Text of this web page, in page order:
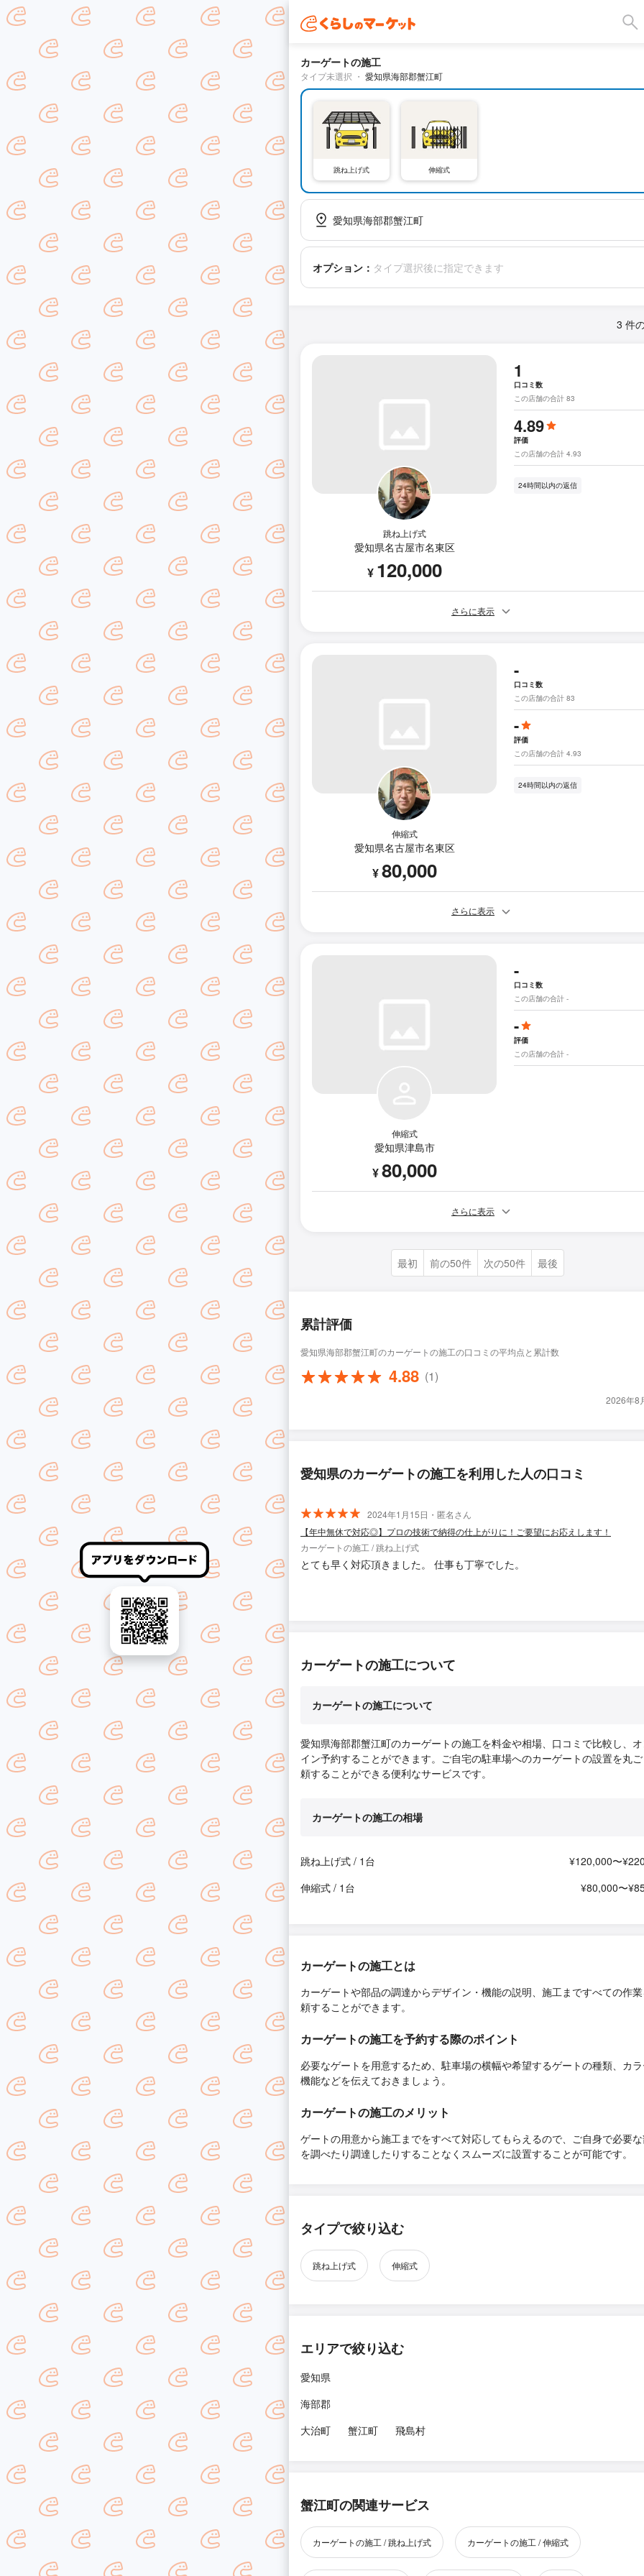
カーゲートの施工
タイプ未選択 ・ 愛知県海部郡蟹江町
跳ね上げ式 伸縮式
愛知県海部郡蟹江町
オプション： タイプ選択後に指定できます
3 件
跳ね上げ式
愛知県名古屋市名東区
¥ 120,000
1
口コミ数
この店舗の合計 83
4.89
評価
この店舗の合計 4.93
24時間以内の返信
さらに表示
伸縮式
愛知県名古屋市名東区
¥80,000
-
口コミ数
この店舗の合計 83
-
評価
この店舗の合計 4.93
24時間以内の返信
さらに表示
伸縮式
愛知県津島市
¥80,000
-
口コミ数
この店舗の合計 -
-
評価
この店舗の合計 -
さらに表示
最初 前の50件 次の50件 最後
累計評価
愛知県海部郡蟹江町のカーゲートの施工の口コミの平均点と累計数
4.88 (1)
2026年8
愛知県のカーゲートの施工を利用した人の口コミ
2024年1月15日・匿名さん
【年中無休で対応◎】プロの技術で納得の仕上がりに！ご要望にお応えします！
カーゲートの施工 / 跳ね上げ式
とても早く対応頂きました。 仕事も丁寧でした。
カーゲートの施工について
カーゲートの施工について
愛知県海部郡蟹江町のカーゲートの施工を料金や相場、口コミで比較し、
イン予約することができます。ご自宅の駐車場へのカーゲートの設置を丸
頼することができる便利なサービスです。
カーゲートの施工の相場
跳ね上げ式 / 1台
¥120,000〜
伸縮式 / 1台
¥80,000〜
カーゲートの施工とは
カーゲートや部品の調達からデザイン・機能の説明、施工まですべての作
頼することができます。
カーゲートの施工を予約する際のポイント
必要なゲートを用意するため、駐車場の横幅や希望するゲートの種類、カ
機能などを伝えておきましょう。
カーゲートの施工のメリット
ゲートの用意から施工までをすべて対応してもらえるので、ご自身で必要
を調べたり調達したりすることなくスムーズに設置することが可能です。
タイプで絞り込む
跳ね上げ式 伸縮式
エリアで絞り込む
愛知県
海部郡
大治町
蟹江町 飛島村
蟹江町の関連サービス
カーゲートの施工 / 跳ね上げ式 カーゲートの施工 / 伸縮式